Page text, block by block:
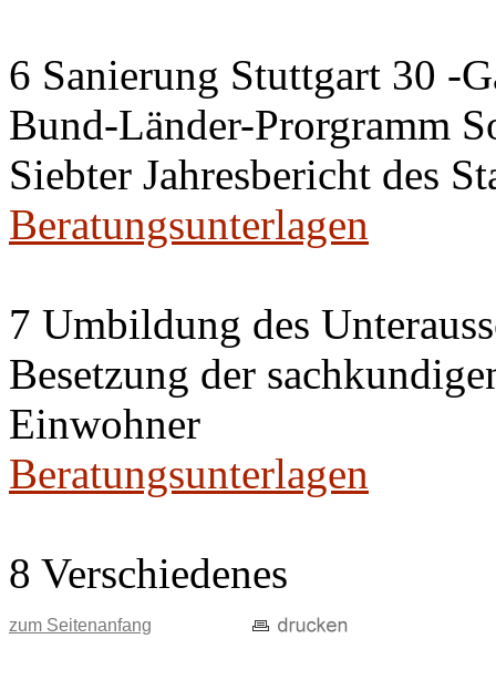
6 Sanierung Stuttgart 30 -
Bund-Länder-Prorgramm
Siebter Jahresbericht des
Beratungsunterlagen
7 Umbildung des
Besetzung der
Einwohner
Beratungsunterlagen
8 Verschiedenes
zum Seitenanfang